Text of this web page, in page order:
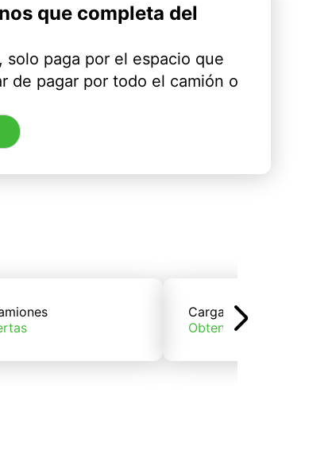
que completa del
solo paga por el espacio que
de pagar por todo el camión o
Carga de trenes
Obtener ofertas